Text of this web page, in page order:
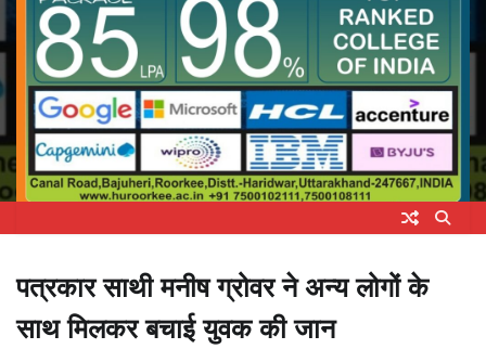
पत्रकार साथी मनीष ग्रोवर ने अन्य लोगों के
साथ मिलकर बचाई युवक की जान